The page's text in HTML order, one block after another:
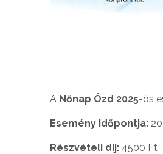
A Nőnap Ózd 2025-ös
Esemény időpontja:
Részvételi díj: 4500 Ft